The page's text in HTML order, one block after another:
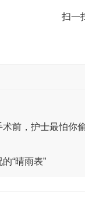
扫一
前，护士最怕你
“晴雨表”